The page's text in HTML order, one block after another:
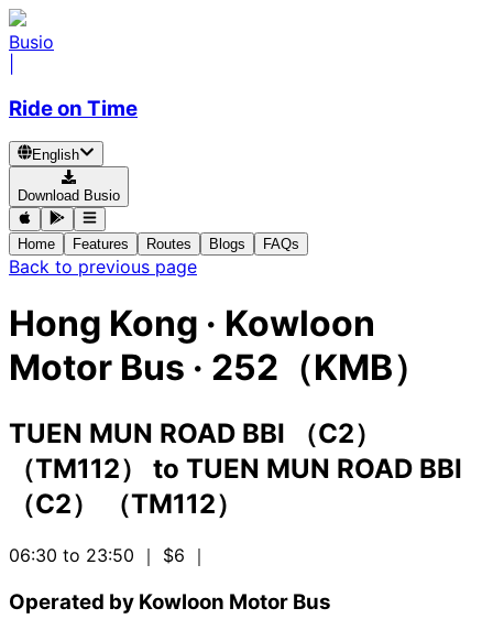
Busio
Ride on Time
English
Download Busio
Home Features Routes Blogs FAQs
Back to previous page
Hong Kong · Kowloon
Motor Bus · 252（KMB）
TUEN MUN ROAD BBI （C2）
（TM112）
to TUEN MUN ROAD BBI
（C2） （TM112）
06:30 to 23:50 ｜ $6 ｜
Operated by Kowloon Motor Bus